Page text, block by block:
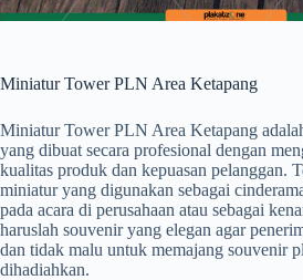
Miniatur Tower PLN Area Ketapang
Miniatur Tower PLN Area Ketapang
yang dibuat secara profesional dengan
kualitas produk dan kepuasan pelanggan.
miniatur yang digunakan sebagai
pada acara di perusahaan atau sebagai
haruslah souvenir yang elegan agar
dan tidak malu untuk memajang souvenir
dihadiahkan.